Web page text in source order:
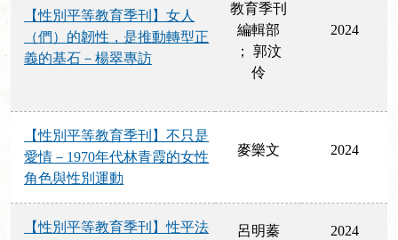
【性別平等教育季刊】女人
（們）的韌性，是推動轉型正
義的基石－楊翠專訪
教育季刊
編輯部
； 郭汶
伶
2024
【性別平等教育季刊】不只是
愛情－1970年代林青霞的女性
角色與性別運動
麥樂文 2024
【性別平等教育季刊】性平法
呂明蓁 2024